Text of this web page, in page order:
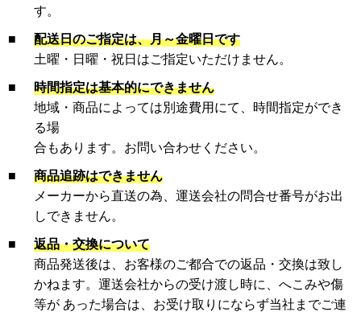
す。
■
配送日のご指定は、月～金曜日です
土曜・日曜・祝日はご指定いただけません。
■
時間指定は基本的にできません
地域・商品によっては別途費用にて、時間指定ができ
る場
合もあります。お問い合わせください。
■
商品追跡はできません
メーカーから直送の為、運送会社の問合せ番号がお出
しできません。
■
返品・交換について
商品発送後は、お客様のご都合での返品・交換は致し
かねます。運送会社からの受け渡し時に、へこみや傷
等が あった場合は、お受け取りにならず当社までご連